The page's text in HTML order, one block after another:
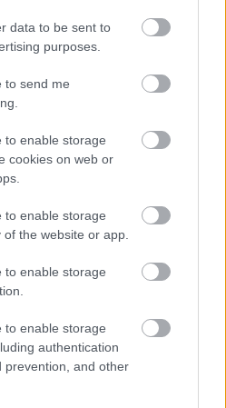
data to be sent to
purposes.
to send me
to enable storage
cookies on web or
to enable storage
the website or app.
to enable storage
to enable storage
authentication
prevention, and other
η Αθήνα, είναι γνωστή για την
για τουρισμό τρίτης
να κάνετε
λίγων ημερών από την καθημερινότητα,